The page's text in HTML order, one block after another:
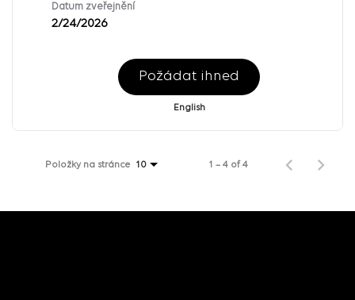
Datum zveřejnění
2/24/2026
Požádat ihned
English
Položky na stránce 10 1 – 4 of 4